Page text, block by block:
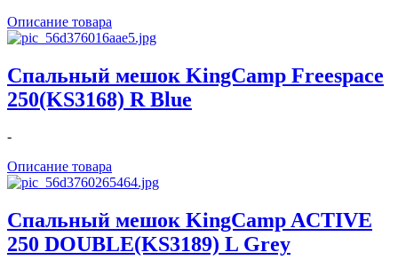
Описание товара
Спальный мешок KingCamp Freespace
250(KS3168) R Blue
-
Описание товара
Спальный мешок KingCamp ACTIVE
250 DOUBLE(KS3189) L Grey